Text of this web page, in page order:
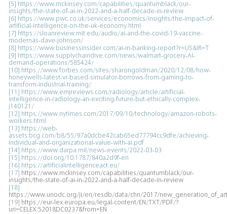
[5] https://www.mckinsey.com/capabilities/quantumblack/our-
insights/the-state-of-ai-in-2022-and-a-half-decade-in-review
[6] https://www.pwc.co.uk/services/economics/insights/the-impact-of-
artificial-intelligence-on-the-uk-economy.html
[7] https://sloanreview.mit.edu/audio/ai-and-the-covid-19-vaccine-
modernas-dave-johnson/
[8] https://www.businessinsider.com/ai-in-banking-report?r=US&IR=T
[9] https://www.supplychaindive.com/news/walmart-grocery-AI-
demand-operations/585424/
[10] https://www.forbes.com/sites/sharongoldman/2020/12/08/how-
honeywells-latest-vr-based-simulator-borrows-from-gaming-to-
transform-industrial-training/
[11] https://www.emjreviews.com/radiology/article/artificial-
intelligence-in-radiology-an-exciting-future-but-ethically-complex-
j140121/
[12] https://www.nytimes.com/2017/09/10/technology/amazon-robots-
workers.html
[13] https://web-
assets.bcg.com/b8/55/97a0dcbe42cab65ed77794cc9dfe/achieving-
individual-and-organizational-value-with-ai.pdf
[14] https://www.darpa.mil/news-events/2022-03-03
[15] https://doi.org/10.1787/840a2d9f-en
[16] https://artificialintelligenceact.eu/
[17] https://www.mckinsey.com/capabilities/quantumblack/our-
insights/the-state-of-ai-in-2022-and-a-half-decade-in-review
[18]
https://www.unodc.org/ji/en/resdb/data/chn/2017/
[19] https://eur-lex.europa.eu/legal-content/EN/TXT/PDF/?
uri=CELEX:52018DC0237&from=EN